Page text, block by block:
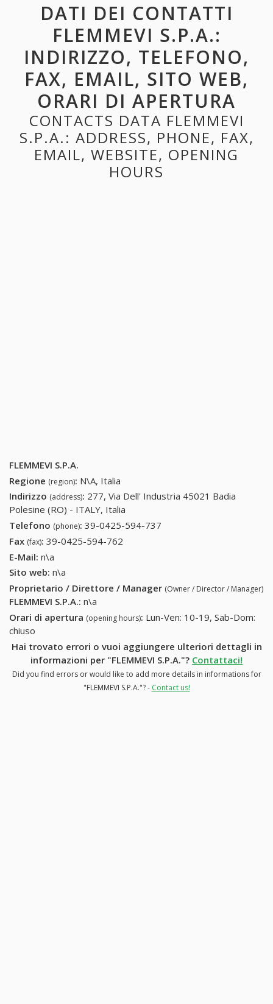
DATI DEI CONTATTI
FLEMMEVI S.P.A.:
INDIRIZZO, TELEFONO,
FAX, EMAIL, SITO WEB,
ORARI DI APERTURA
CONTACTS DATA FLEMMEVI
S.P.A.: ADDRESS, PHONE, FAX,
EMAIL, WEBSITE, OPENING
HOURS
FLEMMEVI S.P.A.
Regione (region): N\A, Italia
Indirizzo (address): 277, Via Dell' Industria 45021 Badia
Polesine (RO) - ITALY, Italia
Telefono (phone): 39-0425-594-737
Fax (fax): 39-0425-594-762
E-Mail: n\a
Sito web: n\a
Proprietario / Direttore / Manager (Owner / Director / Manager)
FLEMMEVI S.P.A.: n\a
Orari di apertura (opening hours): Lun-Ven: 10-19, Sab-Dom:
chiuso
Hai trovato errori o vuoi aggiungere ulteriori dettagli in
informazioni per "FLEMMEVI S.P.A."? Contattaci!
Did you find errors or would like to add more details in informations for
"FLEMMEVI S.P.A."? - Contact us!